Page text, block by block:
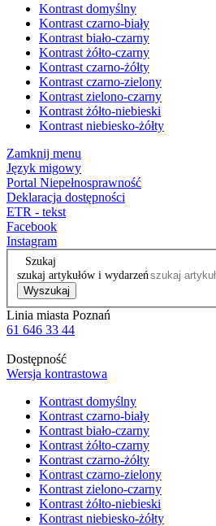
Kontrast domyślny
Kontrast czarno-biały
Kontrast biało-czarny
Kontrast żółto-czarny
Kontrast czarno-żółty
Kontrast czarno-zielony
Kontrast zielono-czarny
Kontrast żółto-niebieski
Kontrast niebiesko-żółty
Zamknij menu
Język migowy
Portal Niepełnosprawność
Deklaracja dostępności
ETR - tekst
Facebook
Instagram
Szukaj
szukaj artykułów i wydarzeń
Wyszukaj
Linia miasta Poznań
61 646 33 44
Dostępność
Wersja kontrastowa
Kontrast domyślny
Kontrast czarno-biały
Kontrast biało-czarny
Kontrast żółto-czarny
Kontrast czarno-żółty
Kontrast czarno-zielony
Kontrast zielono-czarny
Kontrast żółto-niebieski
Kontrast niebiesko-żółty